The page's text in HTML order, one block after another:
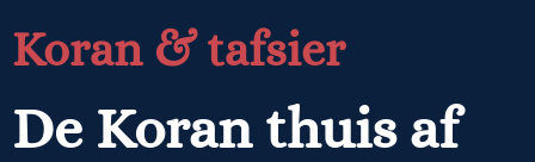
Koran & tafsier
De Koran thuis af